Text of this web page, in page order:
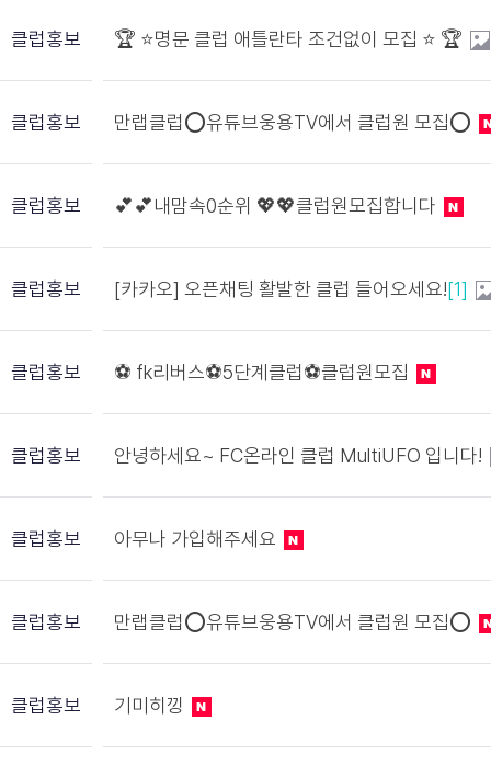
클럽홍보 🏆 ⭐️명문 클럽 애틀란타 조건없이 모집 ⭐️ 🏆
클럽홍보 만랩클럽⭕유튜브웅용TV에서 클럽원 모집⭕
클럽홍보 💕💕내맘속0순위 💖💖클럽원모집합니다
클럽홍보 [카카오] 오픈채팅 활발한 클럽 들어오세요![1]
클럽홍보 ⚽️ fk리버스⚽️5단계클럽⚽️클럽원모집
클럽홍보 안녕하세요~ FC온라인 클럽 MultiUFO 입니다!
클럽홍보 아무나 가입해주세요
클럽홍보 만랩클럽⭕유튜브웅용TV에서 클럽원 모집⭕
클럽홍보 기미히낑